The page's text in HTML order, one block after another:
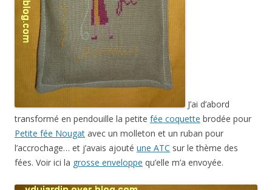
J’ai d’abord
transformé en pendouille la petite fée coquette brodée pour
Petite fée Nougat avec un molleton et un ruban pour
l’accrochage… et j’avais ajouté une ATC sur le thème des
fées. Voir ici la grosse enveloppe qu’elle m’a envoyée.